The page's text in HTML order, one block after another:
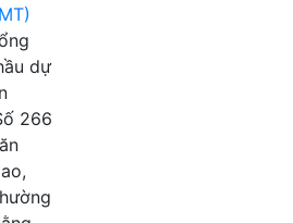
dự
266